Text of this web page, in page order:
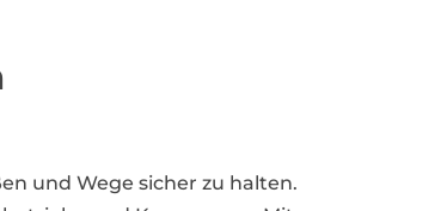
und Wege sicher zu halten.